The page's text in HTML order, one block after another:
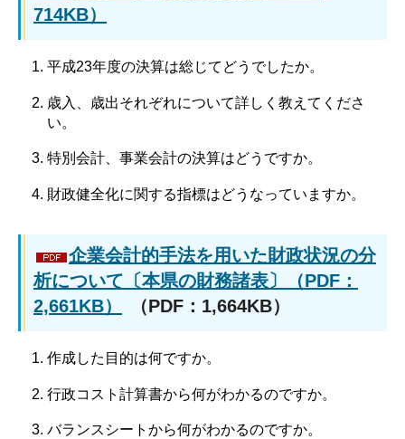
714KB）
平成23年度の決算は総じてどうでしたか。
歳入、歳出それぞれについて詳しく教えてくださ
い。
特別会計、事業会計の決算はどうですか。
財政健全化に関する指標はどうなっていますか。
企業会計的手法を用いた財政状況の分
析について〔本県の財務諸表〕（PDF：
2,661KB）
（PDF：1,664KB）
作成した目的は何ですか。
行政コスト計算書から何がわかるのですか。
バランスシートから何がわかるのですか。